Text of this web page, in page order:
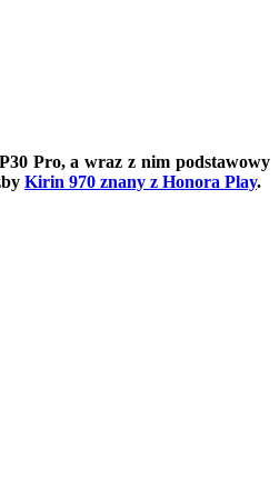
Pro, a wraz z nim podstawowy
Kirin 970 znany z Honora Play.